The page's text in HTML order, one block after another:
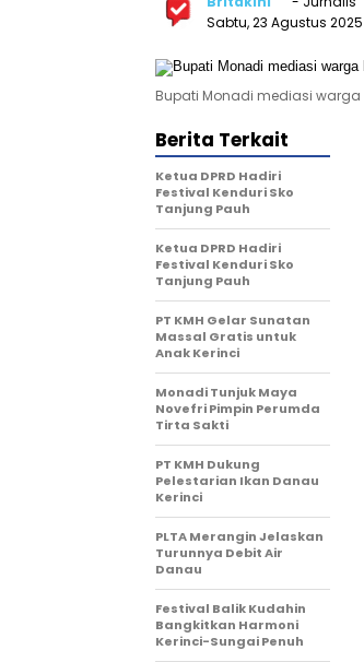
Sabtu, 23 Agustus 2025
Bupati Monadi mediasi
Berita Terkait
Ketua DPRD Hadiri
Festival Kenduri Sko
Tanjung Pauh
Ketua DPRD Hadiri
Festival Kenduri Sko
Tanjung Pauh
PT KMH Gelar Sunatan
Massal Gratis untuk
Anak Kerinci
Monadi Tunjuk Maya
Novefri Pimpin Perumda
Tirta Sakti
PT KMH Dukung
Pelestarian Ikan Danau
Kerinci
PLTA Merangin Jelaskan
Turunnya Debit Air
Danau
Festival Balik Kudahin
Bangkitkan Harmoni
Kerinci-Sungai Penuh